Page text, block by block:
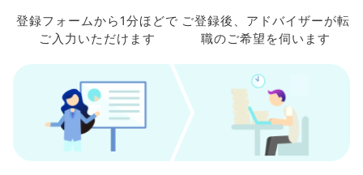
登録フォームから 1分ほどで
ご入力 いただけます
ご登録後、 アドバイザーが転
職のご希望を伺います